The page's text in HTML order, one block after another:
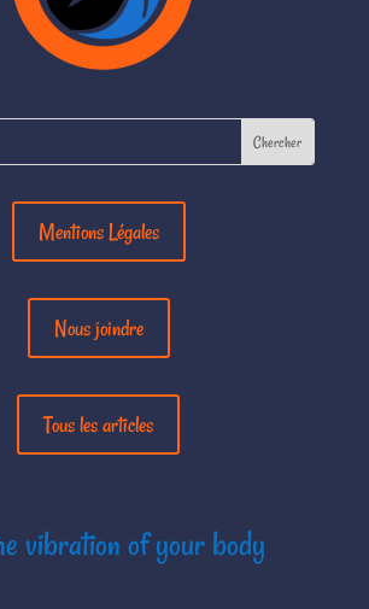
Mentions Légales
Nous joindre
Tous les articles
vibration of your body